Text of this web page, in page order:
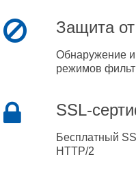
Защита
Обнаружение и
режимов
SSL-
Бесплатный
HTTP/2